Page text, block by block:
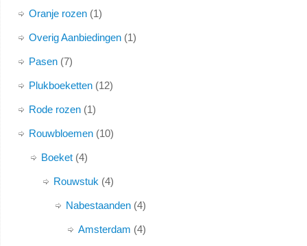
Oranje rozen 1
Overig Aanbiedingen 1
Pasen 7
Plukboeketten 12
Rode rozen 1
Rouwbloemen 10
Boeket 4
Rouwstuk 4
Nabestaanden 4
Amsterdam 4